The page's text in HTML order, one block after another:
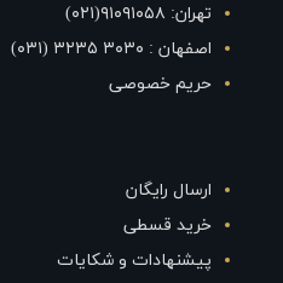
تهران: ۹۱۰۹۱۰۵۸(۰۲۱)
اصفهان : ۳۰۳۰ ۳۲۳۵ (۰۳۱)
حریم خصوصی
ارسال رایگان
خرید قسطی
پیشنهادات و شکایات